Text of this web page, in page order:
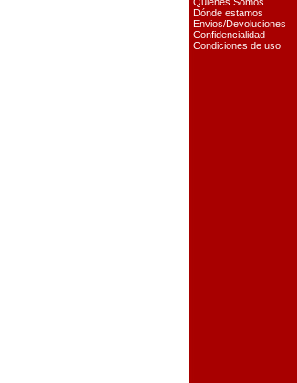
Dónde estamos
Envios/Devoluciones
Confidencialidad
Condiciones de uso